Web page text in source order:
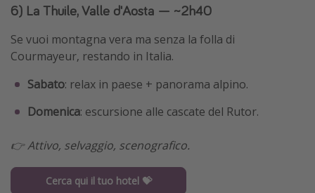
6) La Thuile, Valle d'Aosta — ~2h40
Se vuoi montagna vera ma senza la folla di
Courmayeur, restando in Italia.
Sabato: relax in paese + panorama alpino.
Domenica: escursione alle cascate del Rutor.
👉 Attivo, selvaggio, scenografico.
Cerca qui il tuo hotel 💝